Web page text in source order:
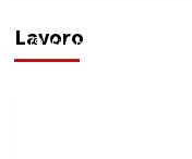
LavoroFilippo Cardinale